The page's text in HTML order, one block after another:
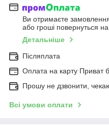
Ви отримаєте
або гроші повернуться
Детальніше
Післяплата
Оплата на карту Приват
Прошу не дзвонити,
Всі умови оплати